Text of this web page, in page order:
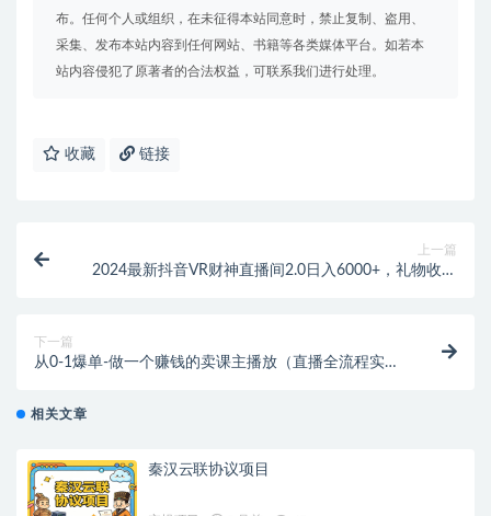
布。任何个人或组织，在未征得本站同意时，禁止复制、盗用、
采集、发布本站内容到任何网站、书籍等各类媒体平台。如若本
站内容侵犯了原著者的合法权益，可联系我们进行处理。
收藏 链接
上一篇
2024最新抖音VR财神直播间2.0日入6000+，礼物收不
下一篇
从0-1爆单-做一个赚钱的卖课主播放（直播全流程实操
相关文章
秦汉云联协议项目